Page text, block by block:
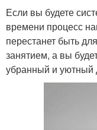
Если вы будете
времени процесс
перестанет быть
занятием, а вы
убранный и уютный